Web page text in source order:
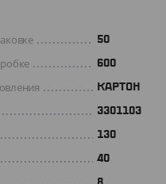
50
600
КАРТОН
3301103
130
40